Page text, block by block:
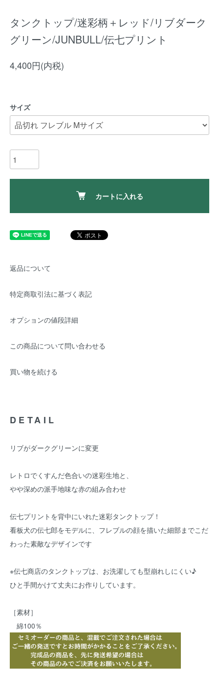
タンクトップ/迷彩柄＋レッド/リブダーク
グリーン/JUNBULL/伝七プリント
4,400円(内税)
サイズ
カートに入れる
返品について
特定商取引法に基づく表記
オプションの値段詳細
この商品について問い合わせる
買い物を続ける
DETAIL
リブがダークグリーンに変更
レトロでくすんだ色合いの迷彩生地と、
やや深めの派手地味な赤の組み合わせ
伝七プリントを背中にいれた迷彩タンクトップ！
看板犬の伝七郎をモデルに、フレブルの顔を描いた細部までこだ
わった素敵なデザインです
※伝七商店のタンクトップは、お洗濯しても型崩れしにくい♪
ひと手間かけて丈夫にお作りしています。
［素材］
綿100％